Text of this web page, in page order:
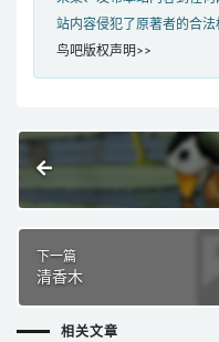
站内容侵犯了原著者的合法
鸟吧版权声明>>
下一篇
清香木
相关文章